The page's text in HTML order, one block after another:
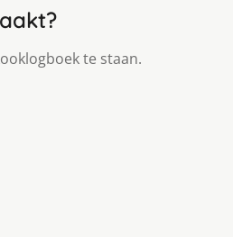
te staan.